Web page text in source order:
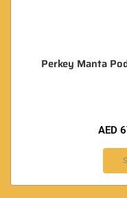
Perkey Manta
AED